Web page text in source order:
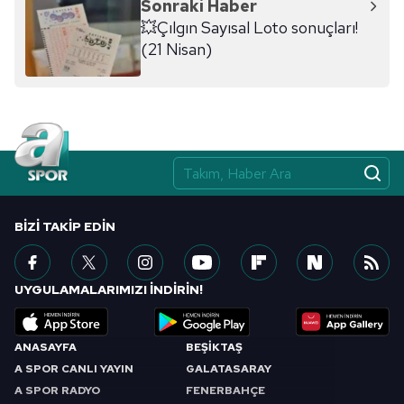
ilgili mevzuata uygun olarak kullanılan çerezlerle ilgili bilgi
almak için lütfentıklayınız.
Sonraki Haber
💥Çılgın Sayısal Loto sonuçları!
(21 Nisan)
ANASAYFA
A SPOR CANLI YAYIN
A SPOR RADYO
BEŞİKTAŞ
GALATASARAY
FENERBAHÇE
BIZI TAKIP EDIN
UYGULAMALARIMIZI İNDİRİN!